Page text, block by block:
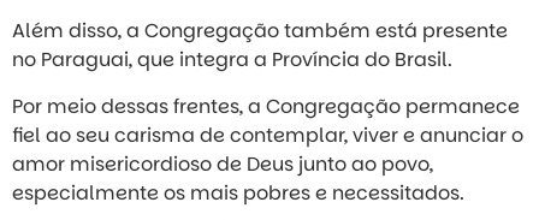
Além disso, a Congregação também está presente
no Paraguai, que integra a Província do Brasil.​
Por meio dessas frentes, a Congregação permanece
fiel ao seu carisma de contemplar, viver e anunciar o
amor misericordioso de Deus junto ao povo,
especialmente os mais pobres e necessitados.